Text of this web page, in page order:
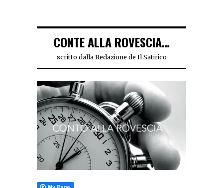
CONTE ALLA ROVESCIA…
scritto dalla Redazione de Il Satirico